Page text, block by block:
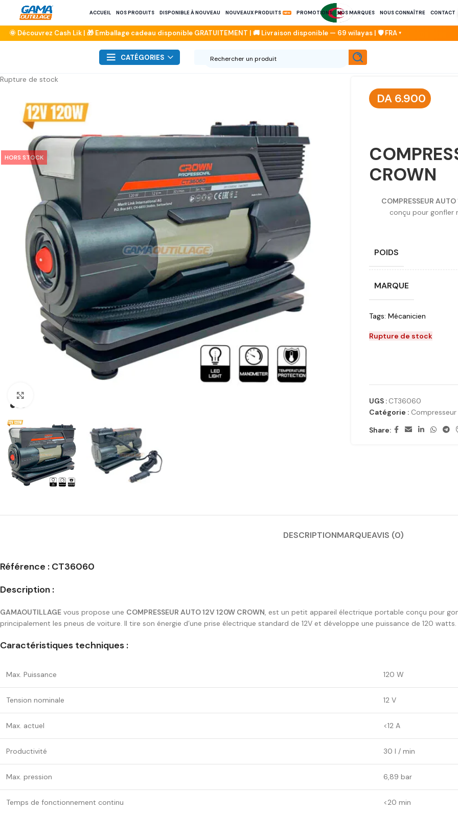
ACCUEIL NOS PRODUITS DISPONIBLE À NOUVEAU NOUVEAUX PRODUITS PROMOTIONS NOS MARQUES NOUS CONNAÎTRE CONTACT
CATÉGORIES
Rupture de stock
HORS STOCK
DA 6.900
CROWN
COMPRESSEUR
conçu pour gonfler
POIDS
MARQUE
Tags: Mécanicien
Rupture de stock
UGS : CT36060
Catégorie : Compresseur
Share:
DESCRIPTIONMARQUEAVIS (0)
Référence : CT36060
Description :
GAMAOUTILLAGE vous propose une COMPRESSEUR AUTO 12V 120W CROWN, est un petit appareil électrique portable conçu pour
principalement les pneus de voiture. Il tire son énergie d’une prise électrique standard de 12V et développe une puissance de 120 watts.
Caractéristiques techniques :
Max. Puissance 120 W
Tension nominale 12 V
Max. actuel <12 A
Productivité 30 l / min
Max. pression 6,89 bar
Temps de fonctionnement continu <20 min